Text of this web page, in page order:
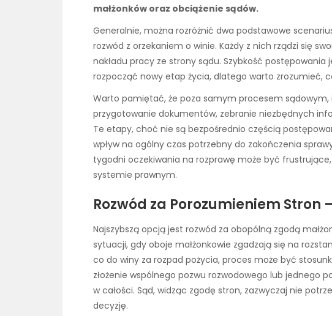
małżonków oraz obciążenie sądów.
Generalnie, można rozróżnić dwa podstawowe
rozwód z orzekaniem o winie. Każdy z nich rządzi się
nakładu pracy ze strony sądu. Szybkość
rozpocząć nowy etap życia, dlatego warto zrozumieć,
Warto pamiętać, że poza samym procesem sądowym,
przygotowanie dokumentów, zebranie niezbędnych
Te etapy, choć nie są bezpośrednio częścią
wpływ na ogólny czas potrzebny do zakończenia
tygodni oczekiwania na rozprawę może być
systemie prawnym.
Rozwód za Porozumieniem Stron
Najszybszą opcją jest rozwód za obopólną zgodą
sytuacji, gdy oboje małżonkowie zgadzają się na
co do winy za rozpad pożycia, proces może być
złożenie wspólnego pozwu rozwodowego lub jednego
w całości. Sąd, widząc zgodę stron, zazwyczaj nie
decyzję.